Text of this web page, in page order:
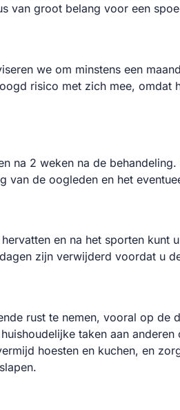
van groot belang voor een
we om minstens een
risico met zich mee, omdat
na 2 weken na de
van de oogleden en het
en na het sporten kunt
zijn verwijderd voordat u
rust te nemen, vooral op de
taken aan
hoesten en kuchen, en